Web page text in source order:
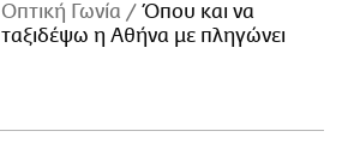
Οπτική Γωνία
Όπου και να
ταξιδέψω η Αθήνα με πληγώνει